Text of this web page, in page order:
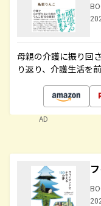
母親の介護に振り回
り返り、介護生活を
AD